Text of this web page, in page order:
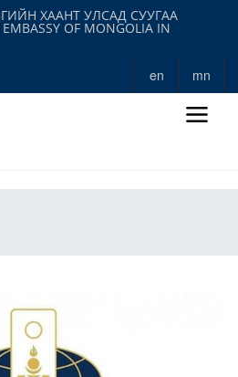
ХААНТ УЛСАД СУУГАА
OF MONGOLIA IN
en mn